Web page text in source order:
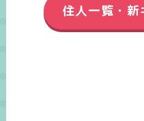
住人一覧・